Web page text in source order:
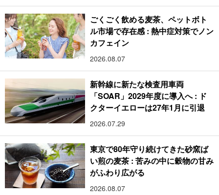
ごくごく飲める麦茶、ペットボト
ル市場で存在感 : 熱中症対策でノン
カフェイン
2026.08.07
新幹線に新たな検査用車両
「SOAR」2029年度に導入へ : ド
クターイエローは27年1月に引退
2026.07.29
東京で80年守り続けてきた砂窯ば
い煎の麦茶 : 苦みの中に穀物の甘み
がふわり広がる
2026.08.07